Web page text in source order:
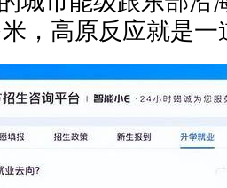
，高原反应就是一